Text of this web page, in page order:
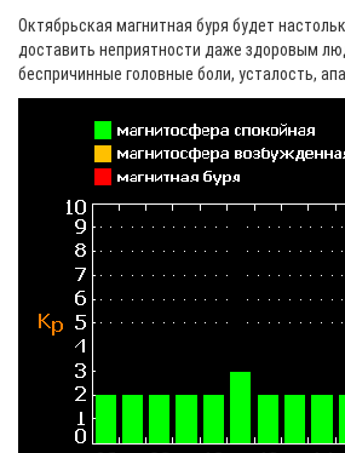
Октябрьская магнитная буря будет
доставить неприятности даже здоровым
беспричинные головные боли, усталость,